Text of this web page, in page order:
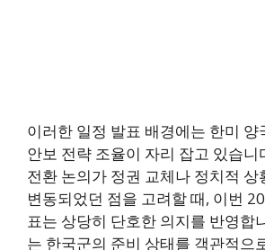
이러한 일정 발표 배경에는 한미 양
안보 전략 조율이 자리 잡고 있습니
전환 논의가 정권 교체나 정치적 상
변동되었던 점을 고려할 때, 이번
표는 상당히 단호한 의지를 반영합
는 한국군의 준비 상태를 객관적으